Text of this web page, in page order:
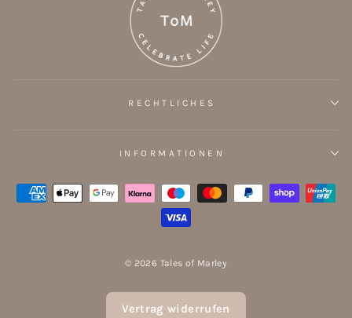
RECHTLICHES
INFORMATIONEN
© 2026 Tales of Marley
Vertrag widerrufen